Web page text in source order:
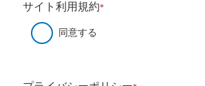
サイト利用規約*
同意する